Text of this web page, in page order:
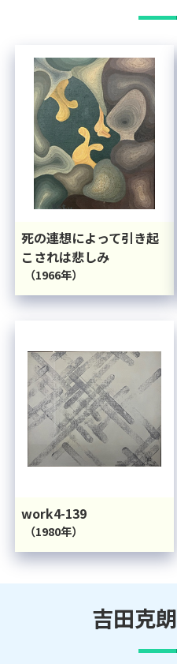
死の連想によって引き起
こされは悲しみ
（1966年）
work4-139
（1980年）
吉田克朗